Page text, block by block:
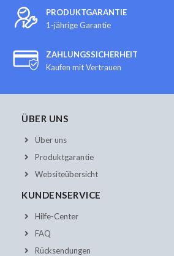
PRODUKTGARANTIE
1-jährige Garantie
ZAHLUNGSSICHERHEIT
Kaufen mit Vertrauen
ÜBER UNS
Über uns
Produktgarantie
Websiteübersicht
KUNDENSERVICE
Hilfe-Center
FAQ
Rücksendungen